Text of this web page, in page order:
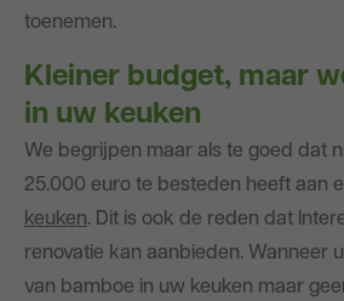
toenemen.
Kleiner budget, maar
in uw keuken
We begrijpen maar als te goed dat
25.000 euro te besteden heeft aan
keuken. Dit is ook de reden dat
renovatie kan aanbieden. Wanneer
van bamboe in uw keuken maar